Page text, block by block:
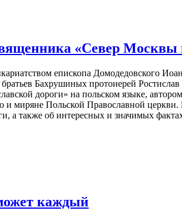
«Север Москвы
епископа Домодедовского
Бахрушиных протоиерей
дороги» на польском языке,
Польской Православной церкви.
а также об интересных и значимых
каждый